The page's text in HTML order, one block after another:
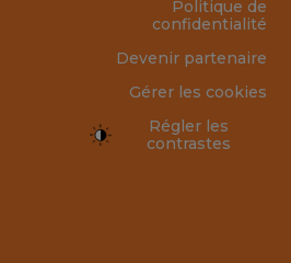
Politique de
confidentialité
Devenir partenaire
Gérer les cookies
Régler les
contrastes